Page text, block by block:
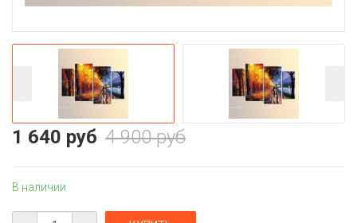
4 900 руб
1 640 руб
В наличии